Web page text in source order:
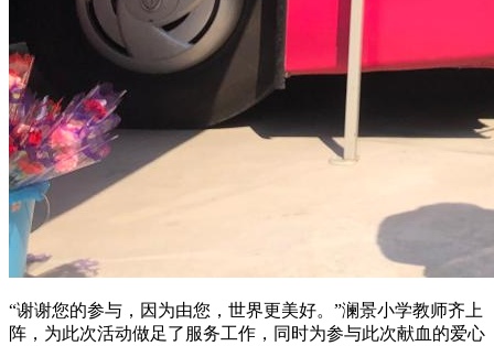
“谢谢您的参与，因为由您，世界更美好。”澜景小学教师齐上
阵，为此次活动做足了服务工作，同时为参与此次献血的爱心